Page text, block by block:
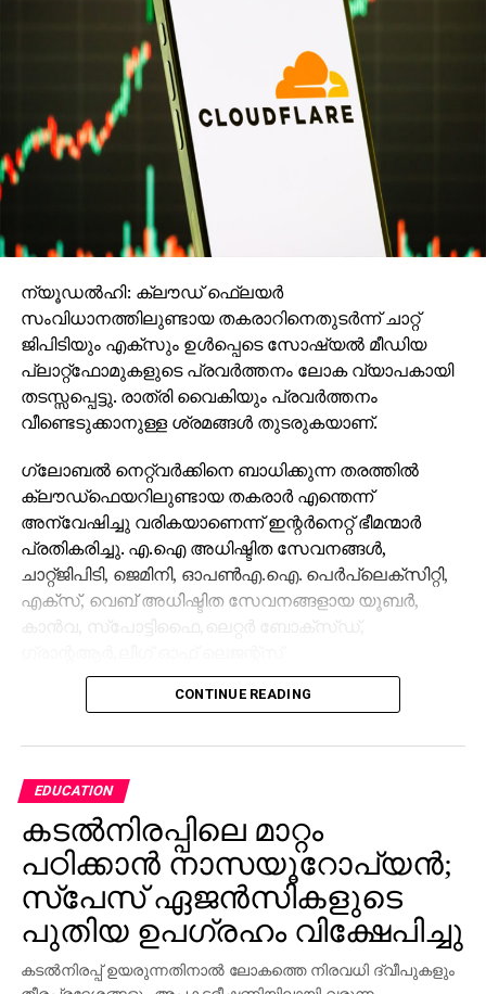
ന്യൂഡല്‍ഹി: ക്ലൗഡ് ഫെ്‌ലയര്‍
സംവിധാനത്തിലുണ്ടായ തകരാറിനെതുടര്‍ന്ന് ചാറ്റ്
ജിപിടിയും എക്‌സും ഉള്‍പ്പെടെ സോഷ്യല്‍ മീഡിയ
പ്ലാറ്റ്‌ഫോമുകളുടെ പ്രവര്‍ത്തനം ലോക വ്യാപകായി
തടസ്സപ്പെട്ടു. രാത്രി വൈകിയും പ്രവര്‍ത്തനം
വീണ്ടെടുക്കാനുള്ള ശ്രമങ്ങള്‍ തുടരുകയാണ്.
ഗ്ലോബല്‍ നെറ്റ്വര്‍ക്കിനെ ബാധിക്കുന്ന തരത്തില്‍
ക്ലൗഡ്ഫെയറിലുണ്ടായ തകരാര്‍ എന്തെന്ന്
അന്വേഷിച്ചു വരികയാണെന്ന് ഇന്റര്‍നെറ്റ് ഭീമന്മാര്‍
പ്രതികരിച്ചു. എ.ഐ അധിഷ്ടിത സേവനങ്ങള്‍,
ചാറ്റ്ജിപിടി, ജെമിനി, ഓപണ്‍എ.ഐ. പെര്‍പ്ലെക്‌സിറ്റി,
എക്‌സ്, വെബ് അധിഷ്ടിത സേവനങ്ങളായ യൂബര്‍,
കാന്‍വ, സ്‌പോട്ടിഫൈ,ലെറ്റര്‍ ബോക്‌സ്ഡ്,
എന്നിവയുടെയെല്ലാം പ്രവര്‍ത്തനങ്ങള്‍
തകരാറിലായി. ക്ലൗഡ്‌ഫ്ളെയര്‍ ട്രാഫിക്കിലുണ്ടായ
ഔദ്യോഗികമായി സ്ഥിരീകരിച്ചിട്ടില്ല.
CONTINUE READING
EDUCATION
കടല്‍നിരപ്പിലെ മാറ്റം
പഠിക്കാന്‍ നാസയൂറോപ്യന്‍;
സ്പേസ് ഏജന്‍സികളുടെ
പുതിയ ഉപഗ്രഹം വിക്ഷേപിച്ചു
കടല്‍നിരപ്പ് ഉയരുന്നതിനാല്‍ ലോകത്തെ നിരവധി ദ്വീപുകളും